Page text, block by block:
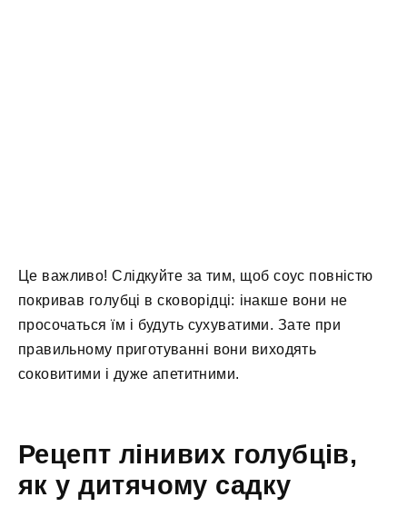
Це важливо! Слідкуйте за тим, щоб соус повністю
покривав голубці в сковорідці: інакше вони не
просочаться їм і будуть сухуватими. Зате при
правильному приготуванні вони виходять
соковитими і дуже апетитними.
Рецепт лінивих голубців,
як у дитячому садку